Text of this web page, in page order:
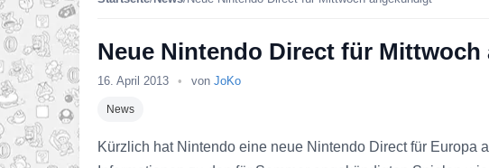
Neue Nintendo Direct für
16. April 2013 • von JoKo
News
Kürzlich hat Nintendo eine neue Nintendo Direct für Europa